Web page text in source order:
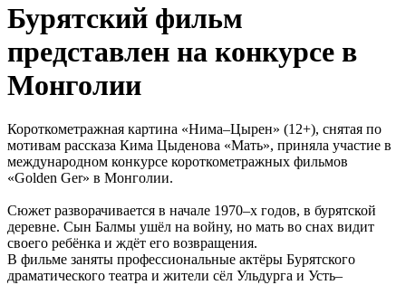
Бурятский фильм
представлен на конкурсе в
Монголии
Короткометражная картина «Нима–Цырен» (12+), снятая по
мотивам рассказа Кима Цыденова «Мать», приняла участие в
международном конкурсе короткометражных фильмов
«Golden Ger» в Монголии.
Сюжет разворачивается в начале 1970–х годов, в бурятской
деревне. Сын Балмы ушёл на войну, но мать во снах видит
своего ребёнка и ждёт его возвращения.
В фильме заняты профессиональные актёры Бурятского
драматического театра и жители сёл Ульдурга и Усть–